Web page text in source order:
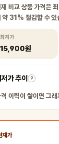
재 비교 상품 가격은
약 31% 절감할 수 있
최저가
15,900원
저가 추이 ?
이력이 쌓이면 그
재가